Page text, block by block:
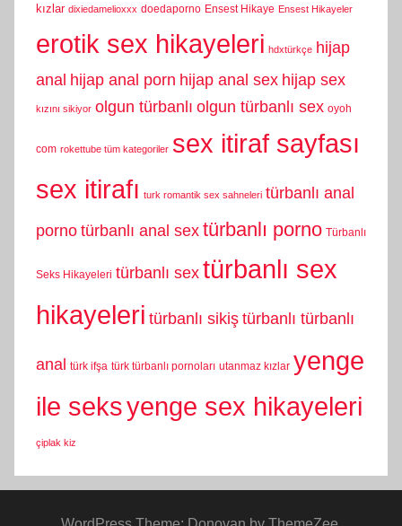
kızlar dixiedamelioxxx doedaporno Ensest Hikaye Ensest Hikayeler
erotik sex hikayeleri hdxtürkçe hijap
anal hijap anal porn hijap anal sex hijap sex
kızını sikiyor olgun türbanlı olgun türbanlı sex oyoh
com rokettube tüm kategoriler sex itiraf sayfası
sex itirafı turk romantik sex sahneleri türbanlı anal
porno türbanlı anal sex türbanlı porno Türbanlı
Seks Hikayeleri türbanlı sex türbanlı sex
hikayeleri türbanlı sikiş türbanlı türbanlı
anal türk ifşa türk türbanlı pornoları utanmaz kızlar yenge
ile seksyenge sex hikayeleri
çiplak kiz